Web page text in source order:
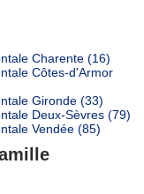
Charente (16)
Côtes-d'Armor
Gironde (33)
Deux-Sèvres (79)
Vendée (85)